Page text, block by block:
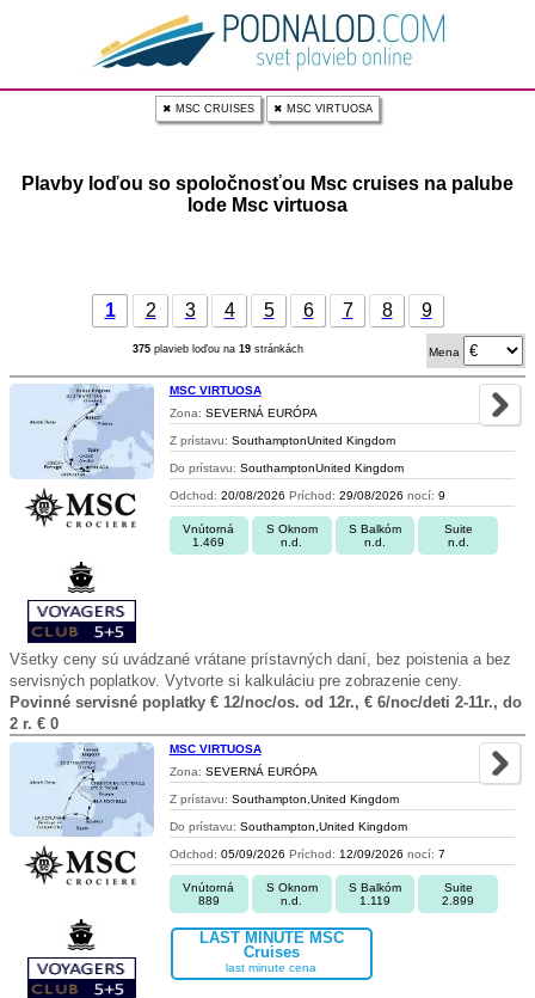
✖ MSC CRUISES ✖ MSC VIRTUOSA
Plavby loďou so spoločnosťou Msc cruises na palube
lode Msc virtuosa
1 2 3 4 5 6 7 8 9
375 plavieb loďou na 19 stránkách Mena
MSC VIRTUOSA
Zona: SEVERNÁ EURÓPA
Z prístavu: SouthamptonUnited Kingdom
Do prístavu: SouthamptonUnited Kingdom
Odchod: 20/08/2026 Príchod: 29/08/2026 nocí: 9
Vnútorná
1.469
S Oknom
n.d.
S Balkóm
n.d.
Suite
n.d.
Všetky ceny sú uvádzané vrátane prístavných daní, bez poistenia a bez
servisných poplatkov. Vytvorte si kalkuláciu pre zobrazenie ceny.
Povinné servisné poplatky € 12/noc/os. od 12r., € 6/noc/deti 2-11r., do
2 r. € 0
MSC VIRTUOSA
Zona: SEVERNÁ EURÓPA
Z prístavu: Southampton,United Kingdom
Do prístavu: Southampton,United Kingdom
Odchod: 05/09/2026 Príchod: 12/09/2026 nocí: 7
Vnútorná
889
S Oknom
n.d.
S Balkóm
1.119
Suite
2.899
LAST MINUTE MSC
Cruises
last minute cena